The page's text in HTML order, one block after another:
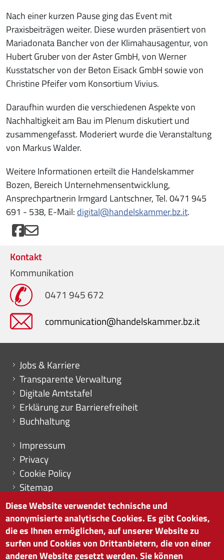
Nach einer kurzen Pause ging das Event mit
Praxisbeiträgen weiter. Diese wurden präsentiert von
Mariadonata Bancher von der Klimahausagentur, von
Hubert Gruber von der Aster GmbH, von Werner
Kusstatscher von der Beton Eisack GmbH sowie von
Christine Pfeifer vom Konsortium Vivius.
Daraufhin wurden die verschiedenen Aspekte von
Nachhaltigkeit am Bau im Plenum diskutiert und
zusammengefasst. Moderiert wurde die Veranstaltung
von Markus Walder.
Weitere Informationen erteilt die Handelskammer
Bozen, Bereich Unternehmensentwicklung,
Ansprechpartnerin Irmgard Lantschner, Tel. 0471 945
691 - 538, E-Mail:digital@handelskammer.bz.it.
Kontakt
Kommunikation
0471 945 672
communication@handelskammer.bz.it
Mini menu di servizio
Jobs & Karriere
Transparente Verwaltung
Digitale Amtstafel
Erklärung zur Barrierefreiheit
Buchhaltung
Menu footer
Impressum
Privacy
Cookie Policy
Sitemap
Cookie-Einstellungen
HANDELSKAMMER BOZEN
Diese Website verwendet technische und
anonymisierte analytische Cookies. Es gibt Cookies,
die es Ihnen ermöglichen, auf unserer Website zu
surfen und Cookies von Drittanbietern, die von einer
anderen Website gesetzt werden. Sie können